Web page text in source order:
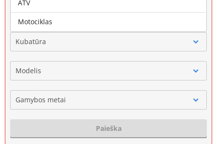
Gamintojas
Kubatūra
Modelis
Gamybos metai
Paieška
ATV
Motociklas